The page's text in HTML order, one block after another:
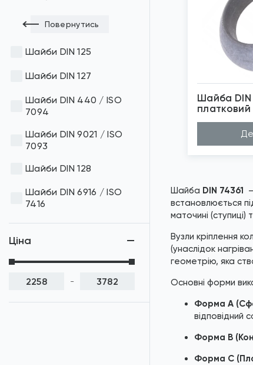
Повернутись
Шайби DIN 125
Шайби DIN 127
Шайби DIN 440 / ISO
7094
Шайби DIN 9021 / ISO
7093
Шайби DIN 128
Шайби DIN 6916 / ISO
7416
Шайби DIN 6796 / ISO
10670
Шайби DIN 7603
Шайби AN 133
Ціна
-
Шайба DIN
платковий
Шайба DIN 74361
встановлюється
маточині (ступиці)
Вузли кріплення
(унаслідок
геометрію, яка
Основні форми
Форма А
відповідний
Форма В
Форма С